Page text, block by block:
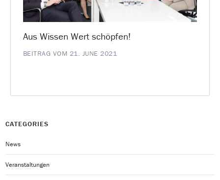
Aus Wissen Wert schöpfen!
BEITRAG VOM 21. JUNE 2021
CATEGORIES
News
Veranstaltungen